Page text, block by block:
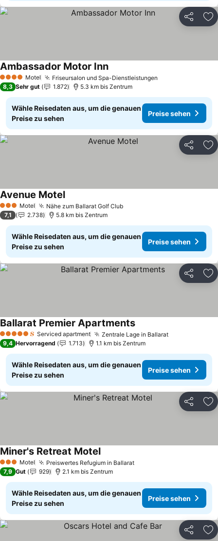
Teilen
4 Sterne Motel Friseursalon und Spa-Dienstleistungen
Ambassador Motor InnPreise sehen
8,3 Sehr gut 1.872 5.3 km bis Zentrum
Wähle Reisedaten aus, um die genauen
Preise zu sehen
Preise sehen
Teilen
3 SterneMotel Nähe zum Ballarat Golf ClubPreise sehen
Avenue MotelPreise sehen
7,1 2.738 5.8 km bis Zentrum
Wähle Reisedaten aus, um die genauen
Preise zu sehen
Preise sehen
Teilen
5 Sterne Serviced apartment Zentrale Lage in BallaratPreise sehen
Ballarat Premier ApartmentsPreise sehen
9,4 Hervorragend 1.713 1.1 km bis Zentrum
Wähle Reisedaten aus, um die genauen
Preise zu sehen
Preise sehen
Teilen
3 SterneMotel Preiswertes Refugium in BallaratPreise sehen
Miner's Retreat MotelPreise sehen
7,9 Gut 929 2.1 km bis Zentrum
Wähle Reisedaten aus, um die genauen
Preise zu sehen
Preise sehen
Teilen